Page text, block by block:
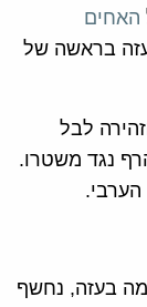
האחים
בראשה של
לבל
נגד משטרו.
הערבי.
בעזה, נחשף